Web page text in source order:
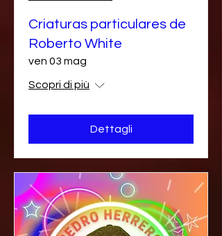
Criaturas particulares de
Roberto White
ven 03 mag
Scopri di più
Dettagli